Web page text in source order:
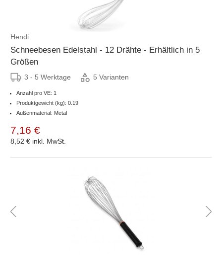
Hendi
Schneebesen Edelstahl - 12 Drähte - Erhältlich in 5
Größen
3 - 5 Werktage 5 Varianten
Anzahl pro VE: 1
Produktgewicht (kg): 0.19
Außenmaterial: Metal
7,16 €
8,52 € inkl. MwSt.